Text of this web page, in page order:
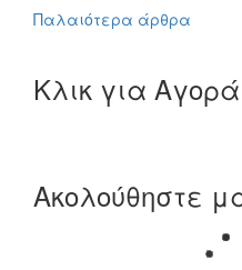
Πλοήγηση
Παλαιότερα άρθρα
Κλικ για Αγορά
Ακολούθηστε